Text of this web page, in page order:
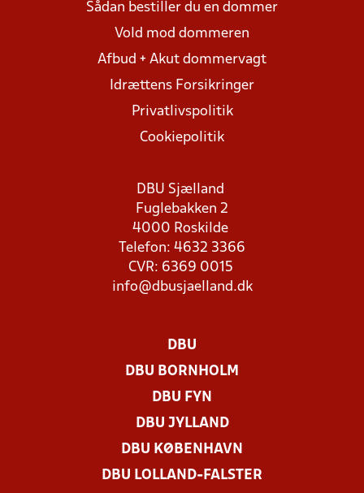
Sådan bestiller du en dommer
Vold mod dommeren
Afbud + Akut dommervagt
Idrættens Forsikringer
Privatlivspolitik
Cookiepolitik
DBU Sjælland
Fuglebakken 2
4000 Roskilde
Telefon: 4632 3366
CVR: 6369 0015
info@dbusjaelland.dk
DBU
DBU BORNHOLM
DBU FYN
DBU JYLLAND
DBU KØBENHAVN
DBU LOLLAND-FALSTER